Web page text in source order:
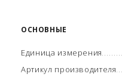
ОСНОВНЫЕ
Единица измерения
Артикул производителя